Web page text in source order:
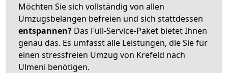
Möchten Sie sich vollständig von allen
Umzugsbelangen befreien und sich stattdessen
entspannen? Das Full-Service-Paket bietet Ihnen
genau das. Es umfasst alle Leistungen, die Sie für
einen stressfreien Umzug von Krefeld nach
Ulmeni benötigen.